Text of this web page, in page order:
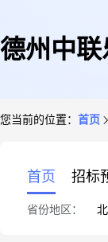
德州中
您当前的位置： 首页
首页 招标
省份地区：